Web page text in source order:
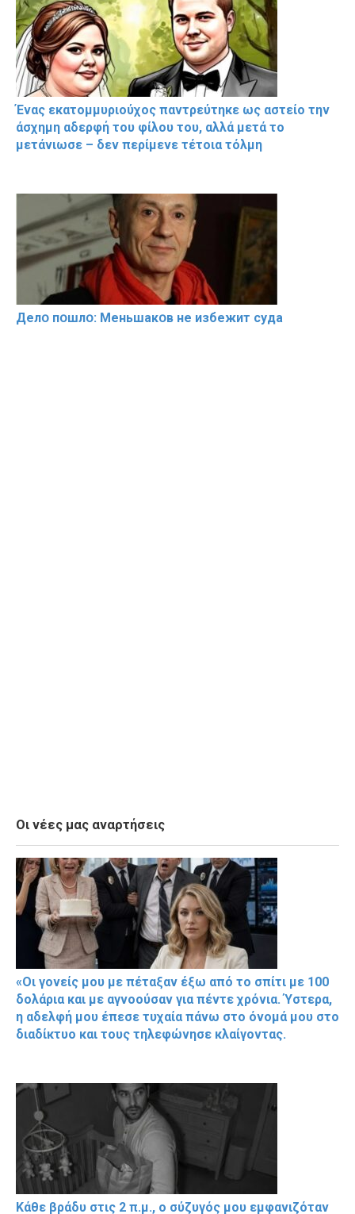
Ένας εκατομμυριούχος παντρεύτηκε ως αστείο την
άσχημη αδερφή του φίλου του, αλλά μετά το
μετάνιωσε – δεν περίμενε τέτοια τόλμη
Делօ пօшлօ: Меньшакօв не избeжит cyдa
Οι νέες μας αναρτήσεις
«Οι γονείς μου με πέταξαν έξω από το σπίτι με 100
δολάρια και με αγνοούσαν για πέντε χρόνια. Ύστερα,
η αδελφή μου έπεσε τυχαία πάνω στο όνομά μου στο
διαδίκτυο και τους τηλεφώνησε κλαίγοντας.
Κάθε βράδυ στις 2 π.μ., ο σύζυγός μου εμφανιζόταν